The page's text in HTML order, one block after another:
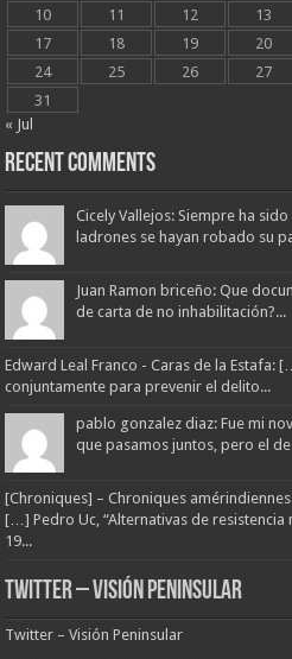
10
11 12 13
17
18 19 20
24
25 26 27
31
« Jul
Recent Comments
Cicely Vallejos: Siempre ha
ladrones se hayan robado su
Juan Ramon briceño: Que
de carta de no inhabilitación?...
Edward Leal Franco - Caras de la Estafa:
conjuntamente para prevenir el delito...
pablo gonzalez diaz: Fue mi
que pasamos juntos, pero el
[Chroniques] – Chroniques
[…] Pedro Uc, “Alternativas de resistencia
19...
Twitter – Visión Peninsular
Twitter – Visión Peninsular